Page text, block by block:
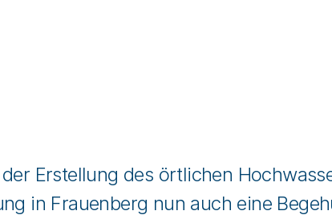
der Erstellung des örtlichen
in Frauenberg nun auch eine